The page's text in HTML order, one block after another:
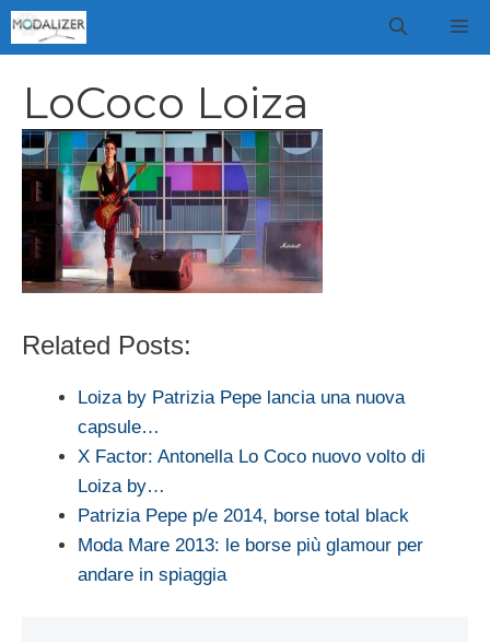
Vai
al
LoCoco Loiza
Related Posts:
Loiza by Patrizia Pepe lancia una nuova
capsule…
X Factor: Antonella Lo Coco nuovo volto di
Loiza by…
Patrizia Pepe p/e 2014, borse total black
Moda Mare 2013: le borse più glamour per
andare in spiaggia